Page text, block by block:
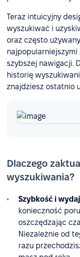
Teraz intuicyjny
wyszukiwać i
oraz często
najpopularniejszymi
szybszej nawigacji.
historię
znajdziesz ostatnio
Dlaczego
wyszukiwania?
Szybkość i
konieczność
oszczędzając
Niezależnie od
razu